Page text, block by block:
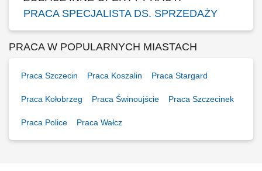
PRACA SPECJALISTA DS. SPRZEDAŻY
PRACA W POPULARNYCH MIASTACH
Praca Szczecin Praca Koszalin Praca Stargard
Praca Kołobrzeg Praca Świnoujście Praca Szczecinek
Praca Police Praca Wałcz